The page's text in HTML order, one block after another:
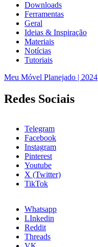
Downloads
Ferramentas
Geral
Ideias & Inspiração
Materiais
Notícias
Tutoriais
Meu Móvel Planejado | 2024
Redes Sociais
Telegram
Facebook
Instagram
Pinterest
Youtube
X (Twitter)
TikTok
Whatsapp
LInkedin
Reddit
Threads